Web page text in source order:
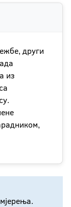
други
из